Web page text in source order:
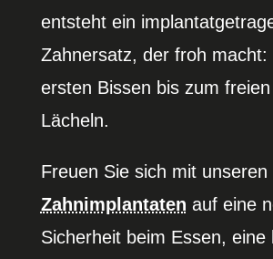
entsteht ein
Zahnersatz, der froh macht:
ersten Bissen bis zum freien
Lächeln.
Freuen Sie sich mit unseren
Zahnim­plan­taten auf eine
Sicherheit beim Essen, eine